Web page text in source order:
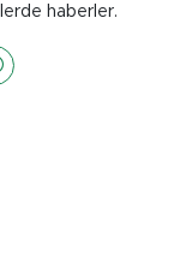
haberler.